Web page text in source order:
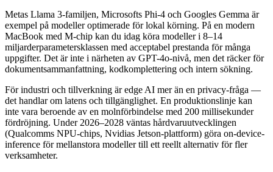
Metas Llama 3-familjen, Microsofts Phi-4 och Googles Gemma är
exempel på modeller optimerade för lokal körning. På en modern
MacBook med M-chip kan du idag köra modeller i 8–14
miljarderparametersklassen med acceptabel prestanda för många
uppgifter. Det är inte i närheten av GPT-4o-nivå, men det räcker för
dokumentsammanfattning, kodkomplettering och intern sökning.
För industri och tillverkning är edge AI mer än en privacy-fråga —
det handlar om latens och tillgänglighet. En produktionslinje kan
inte vara beroende av en molnförbindelse med 200 millisekunder
fördröjning. Under 2026–2028 väntas hårdvaruutvecklingen
(Qualcomms NPU-chips, Nvidias Jetson-plattform) göra on-device-
inference för mellanstora modeller till ett reellt alternativ för fler
verksamheter.